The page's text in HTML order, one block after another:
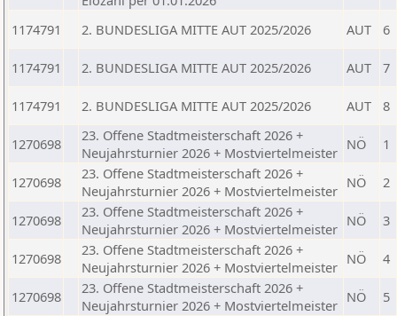
1174791
2. BUNDESLIGA MITTE AUT 2025/2026 AUT 6
1174791 2. BUNDESLIGA MITTE AUT 2025/2026 AUT 7
1174791 2. BUNDESLIGA MITTE AUT 2025/2026 AUT 8
1270698
23. Offene Stadtmeisterschaft 2026 +
Neujahrsturnier 2026 + Mostviertelmeister NÖ 1
1270698
23. Offene Stadtmeisterschaft 2026 +
Neujahrsturnier 2026 + Mostviertelmeister NÖ 2
1270698
23. Offene Stadtmeisterschaft 2026 +
Neujahrsturnier 2026 + Mostviertelmeister NÖ 3
1270698
23. Offene Stadtmeisterschaft 2026 +
Neujahrsturnier 2026 + Mostviertelmeister NÖ 4
1270698
23. Offene Stadtmeisterschaft 2026 +
Neujahrsturnier 2026 + Mostviertelmeister NÖ 5